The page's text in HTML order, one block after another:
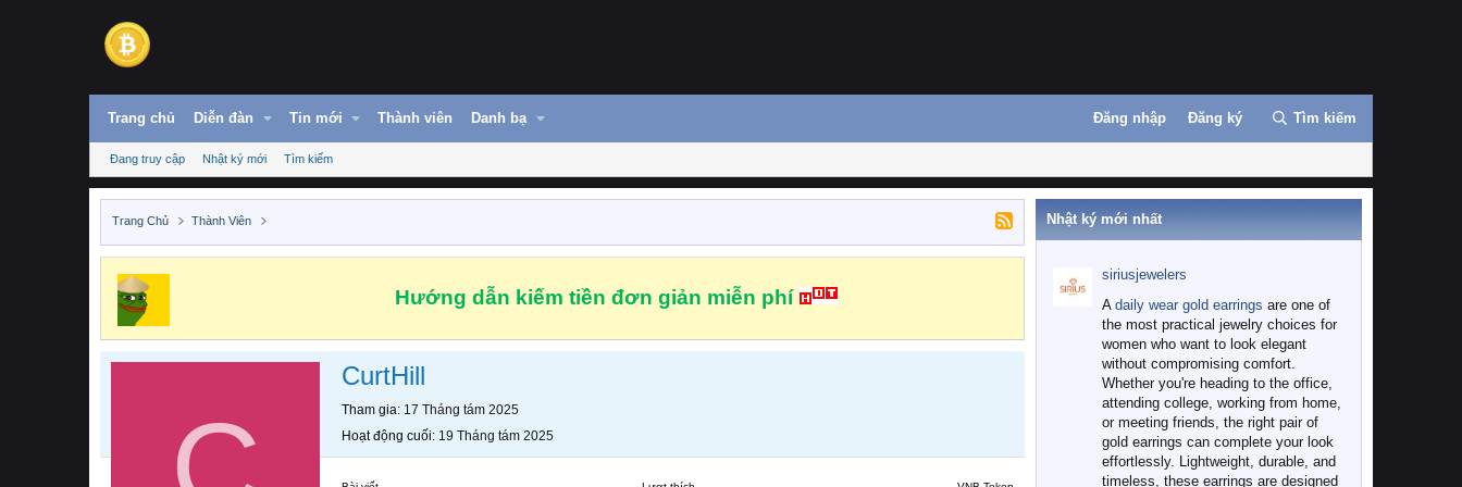
Trang chủ Diễn đàn Tin mới Thành viên Danh bạ Đăng nhập Đăng ký Tìm kiếm
Đang truy cập Nhật ký mới Tìm kiếm
Trang Chủ Thành Viên
Hướng dẫn kiếm tiền đơn giản miễn phí
CurtHill
Tham gia 17 Tháng tám 2025
Hoạt động cuối 19 Tháng tám 2025
Nhật ký mới nhất
siriusjewelers
A daily wear gold earrings are one of
the most practical jewelry choices for
women who want to look elegant
without compromising comfort.
Whether you're heading to the office,
attending college, working from home,
or meeting friends, the right pair of
gold earrings can complete your look
effortlessly. Lightweight, durable, and
timeless, these earrings are designed